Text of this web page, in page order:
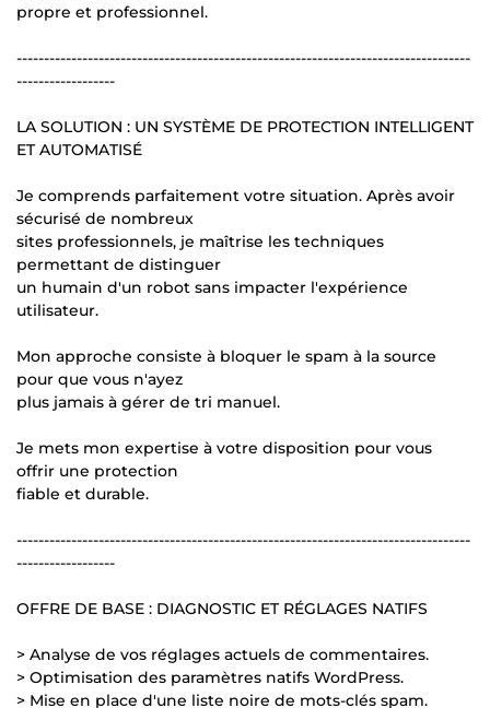
propre et professionnel.
-----------------------------------------------------------------------------------
------------------
LA SOLUTION : UN SYSTÈME DE PROTECTION INTELLIGENT
ET AUTOMATISÉ
Je comprends parfaitement votre situation. Après avoir
sécurisé de nombreux
sites professionnels, je maîtrise les techniques
permettant de distinguer
un humain d'un robot sans impacter l'expérience
utilisateur.
Mon approche consiste à bloquer le spam à la source
pour que vous n'ayez
plus jamais à gérer de tri manuel.
Je mets mon expertise à votre disposition pour vous
offrir une protection
fiable et durable.
-----------------------------------------------------------------------------------
------------------
OFFRE DE BASE : DIAGNOSTIC ET RÉGLAGES NATIFS
> Analyse de vos réglages actuels de commentaires.
> Optimisation des paramètres natifs WordPress.
> Mise en place d'une liste noire de mots-clés spam.